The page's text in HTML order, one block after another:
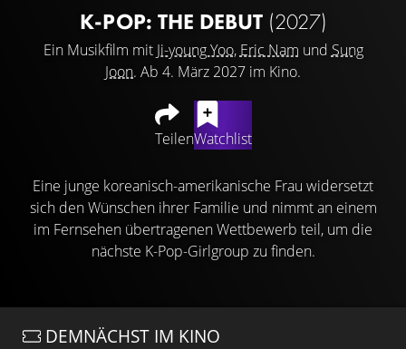
K-POP: THE DEBUT (2027)
Ein Musikfilm mit Ji-young Yoo, Eric Nam und Sung
Joon. Ab 4. März 2027 im Kino.
TeilenWatchlist
Eine junge koreanisch-amerikanische Frau widersetzt
sich den Wünschen ihrer Familie und nimmt an einem
im Fernsehen übertragenen Wettbewerb teil, um die
nächste K-Pop-Girlgroup zu finden.
DEMNÄCHST IM KINO